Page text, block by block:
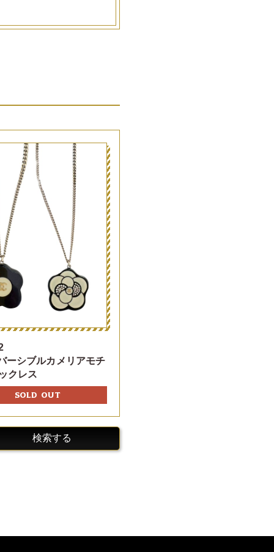
ーシブルカメリアモチ
クレス
SOLD OUT
検索する